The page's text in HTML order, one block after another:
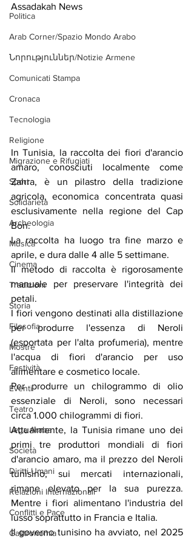
Politica
Arab Corner/Spazio Mondo Arabo
Նորություններ/Notizie Armene
Comunicati Stampa
Cronaca
Tecnologia
Religione
Migrazione e Rifugiati
Sport
Solidarietà
Archeologia
Musica
Cinema
Tradizioni
Storia
Filosofia
Mostre
Festività
Eventi
Teatro
Lega Araba
Società
Diritti Umani
Relazioni Internazionali
Conflitti e Pace
Gastronomia
Assadakah News
In Tunisia, la raccolta dei fiori d'arancio
amaro, conosciuti localmente come
Zahra, è un pilastro della tradizione
agricola, economica concentrata quasi
esclusivamente nella regione del Cap
Bon.
La raccolta ha luogo tra fine marzo e
aprile, e dura dalle 4 alle 5 settimane.
Il metodo di raccolta è rigorosamente
manuale per preservare l'integrità dei
petali.
I fiori vengono destinati alla distillazione
per produrre l'essenza di Neroli
(esportata per l'alta profumeria), mentre
l'acqua di fiori d'arancio per uso
alimentare e cosmetico locale.
Per produrre un chilogrammo di olio
essenziale di Neroli, sono necessari
circa 1.000 chilogrammi di fiori.
Attualmente, la Tunisia rimane uno dei
primi tre produttori mondiali di fiori
d'arancio amaro, ma il prezzo del Neroli
tunisino, sui mercati internazionali,
rimane elevato per la sua purezza.
Mentre i fiori alimentano l'industria del
lusso soprattutto in Francia e Italia.
Il governo tunisino ha avviato, nel 2025